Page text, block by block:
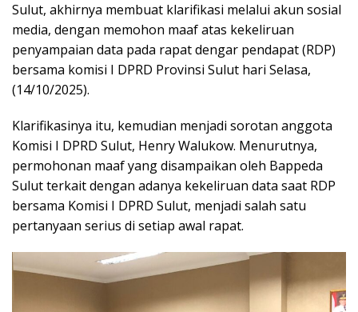
Sulut, akhirnya membuat klarifikasi melalui akun sosial
media, dengan memohon maaf atas kekeliruan
penyampaian data pada rapat dengar pendapat (RDP)
bersama komisi I DPRD Provinsi Sulut hari Selasa,
(14/10/2025).
Klarifikasinya itu, kemudian menjadi sorotan anggota
Komisi I DPRD Sulut, Henry Walukow. Menurutnya,
permohonan maaf yang disampaikan oleh Bappeda
Sulut terkait dengan adanya kekeliruan data saat RDP
bersama Komisi I DPRD Sulut, menjadi salah satu
pertanyaan serius di setiap awal rapat.